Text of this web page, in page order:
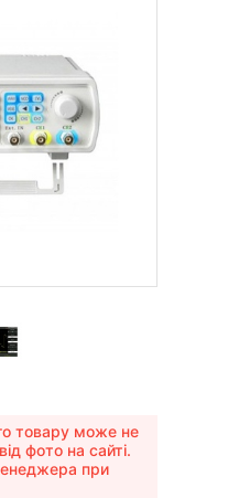
товару може не
фото на сайті.
при